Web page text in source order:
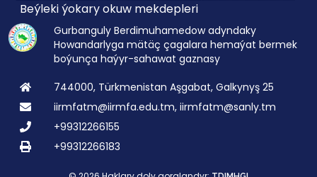
Beýleki ýokary okuw mekdepleri
Gurbanguly Berdimuhamedow adyndaky
Howandarlyga mätäç çagalara hemaýat bermek
boýunça haýyr-sahawat gaznasy
744000, Türkmenistan Aşgabat, Galkynyş 25
iirmfatm@iirmfa.edu.tm, iirmfatm@sanly.tm
+99312266155
+99312266183